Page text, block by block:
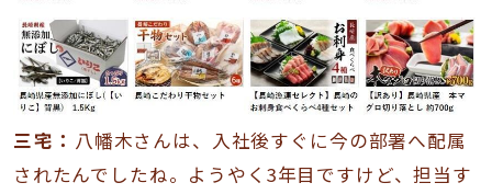
三宅： 八幡木さんは、入社後すぐに今の部署へ配属
されたんでしたね。ようやく3年目ですけど、担当す